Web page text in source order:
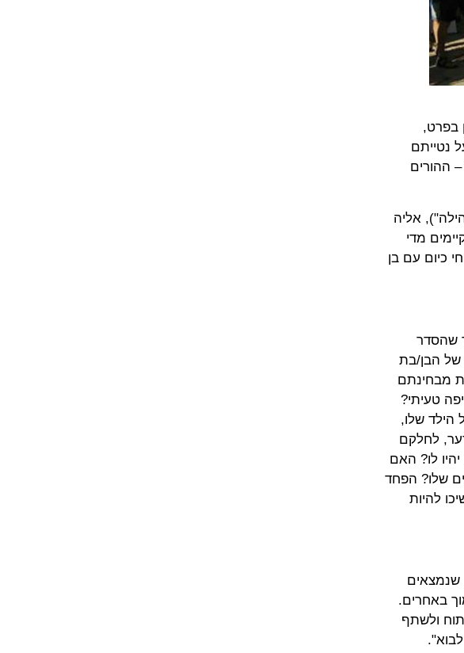
בפרט,
נטייתם
ההורים
אליה
מדי
כיום עם בן
שהסדר
של הבן/בת
מבחינתם
טעיתי?
הילד שלו,
לחלקם
לו? האם
שלו? הפחד
להיות
שנמצאים
באחרים.
ולשתף